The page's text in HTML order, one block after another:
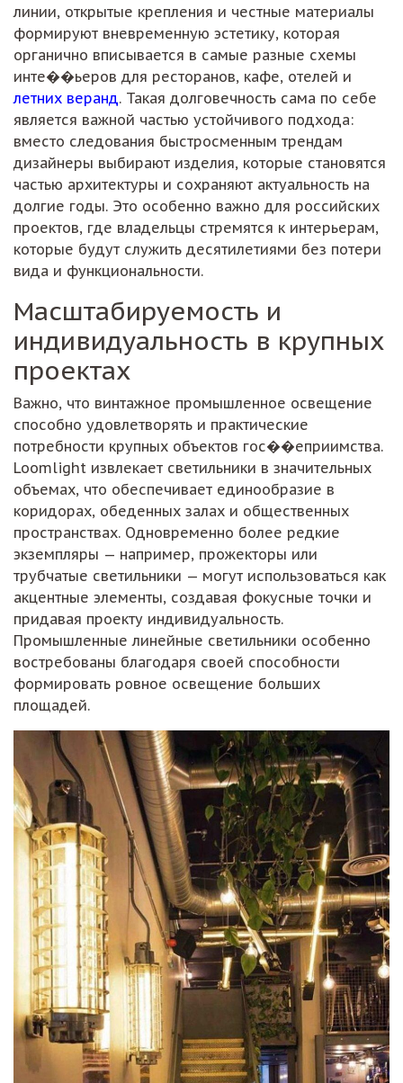
линии, открытые крепления и честные материалы
формируют вневременную эстетику, которая
органично вписывается в самые разные схемы
инте��ьеров для ресторанов, кафе, отелей и
летних веранд. Такая долговечность сама по себе
является важной частью устойчивого подхода:
вместо следования быстросменным трендам
дизайнеры выбирают изделия, которые становятся
частью архитектуры и сохраняют актуальность на
долгие годы. Это особенно важно для российских
проектов, где владельцы стремятся к интерьерам,
которые будут служить десятилетиями без потери
вида и функциональности.
Масштабируемость и
индивидуальность в крупных
проектах
Важно, что винтажное промышленное освещение
способно удовлетворять и практические
потребности крупных объектов гос��еприимства.
Loomlight извлекает светильники в значительных
объемах, что обеспечивает единообразие в
коридорах, обеденных залах и общественных
пространствах. Одновременно более редкие
экземпляры — например, прожекторы или
трубчатые светильники — могут использоваться как
акцентные элементы, создавая фокусные точки и
придавая проекту индивидуальность.
Промышленные линейные светильники особенно
востребованы благодаря своей способности
формировать ровное освещение больших
площадей.